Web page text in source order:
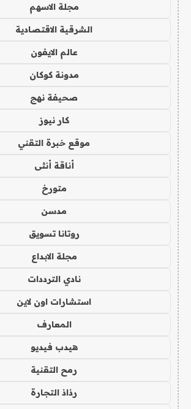
مجلة الاسهم
الشرقية الاقتصادية
عالم الايفون
مدونة كوكان
صحيفة نهج
كار نيوز
موقع خبرة التقني
أناقة أنثى
متورخ
مدسن
روتانا تسويق
مجلة الابداع
نادي الترددات
استشارات اون لاين
المعارف
هيدب فيديو
رمح التقنية
رذاذ التجارة